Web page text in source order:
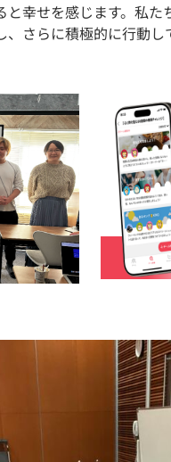
幸せを感じます。私
さらに積極的に行動